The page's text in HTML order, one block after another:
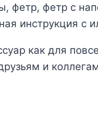
фетр с
инструкция с
как для
и